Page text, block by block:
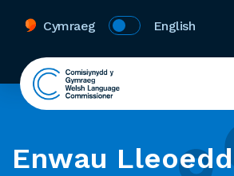
Cymraeg English
Enwau Lleoedd